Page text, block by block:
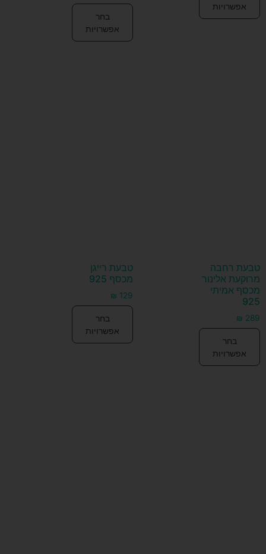
אפשרויות
בחר
אפשרויות
טבעת רחבה
מרוקעת אלינור
מכסף אמיתי
925
₪ 289
בחר
אפשרויות
טבעת רייגן
מכסף 925
₪ 129
בחר
אפשרויות